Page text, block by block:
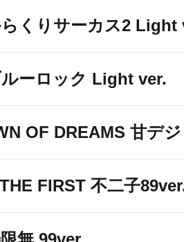
くりサーカス2 Light
ーロック Light ver.
OF DREAMS 甘デジ
FIRST 不二子